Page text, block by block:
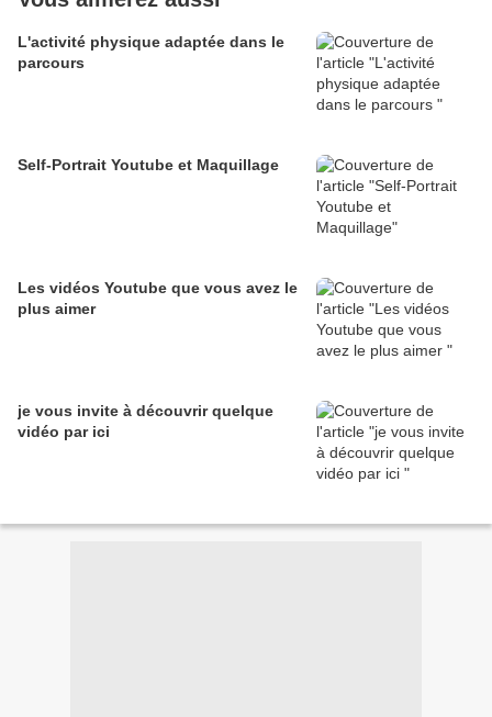
L'activité physique adaptée dans le
parcours
Self-Portrait Youtube et Maquillage
Les vidéos Youtube que vous avez le
plus aimer
je vous invite à découvrir quelque
vidéo par ici